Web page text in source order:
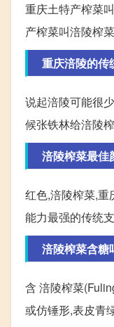
重庆土特产榨菜
产榨菜叫涪陵榨菜
重庆涪陵的传
说起涪陵可能很
候张铁林给涪陵榨
涪陵榨菜最佳
红色,涪陵榨菜,
能力最强的传统
涪陵榨菜含糖
含 涪陵榨菜
或仿锤形,表皮青